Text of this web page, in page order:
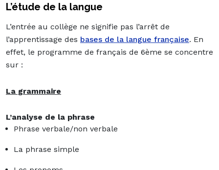
L’étude de la langue
L’entrée au collège ne signifie pas l’arrêt de
l’apprentissage des bases de la langue française. En
effet, le programme de français de 6ème se concentre
sur :
La grammaire
L’analyse de la phrase
Phrase verbale/non verbale
La phrase simple